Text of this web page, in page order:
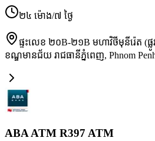
២៤ ម៉ោង/៧ ថ្ងៃ
ផ្ទះលេខ ២០B-២១B មហាវិថីមុនីរ៉េត (
ខណ្ឌមានជ័យ រាជធានីភ្នំពេញ, Phnom
ABA ATM R397 ATM